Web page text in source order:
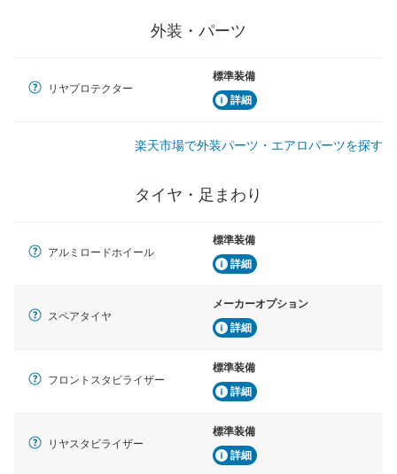
外装・パーツ
リヤプロテクター
標準装備
詳細
楽天市場で外装パーツ・エアロパーツを探す
タイヤ・足まわり
アルミロードホイール
標準装備
詳細
スペアタイヤ
メーカーオプション
詳細
フロントスタビライザー
標準装備
詳細
リヤスタビライザー
標準装備
詳細